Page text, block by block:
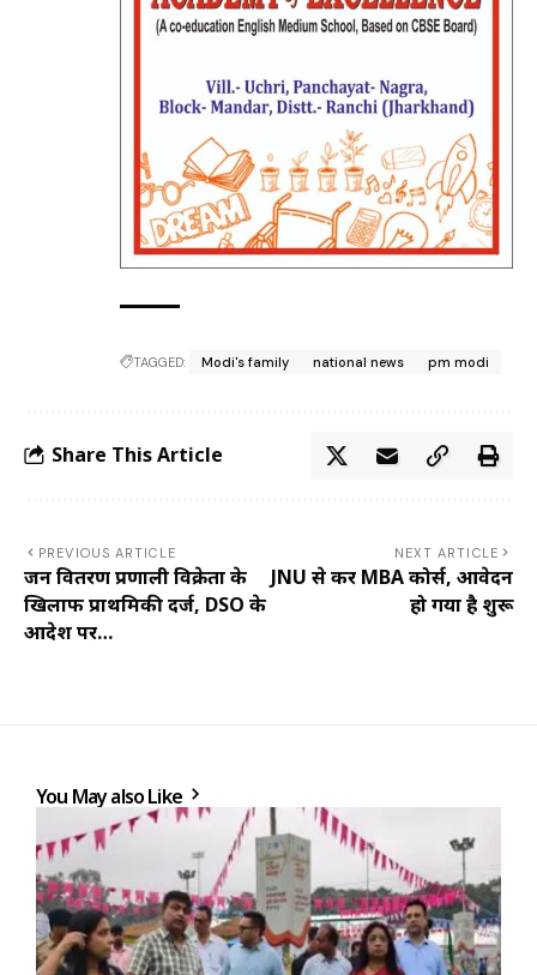
TAGGED: Modi's family national news pm modi
Share This Article
PREVIOUS ARTICLE
जन वितरण प्रणाली विक्रेता के
खिलाफ प्राथमिकी दर्ज, DSO के
आदेश पर…
NEXT ARTICLE
JNU से करें MBA कोर्स, आवेदन
हो गया है शुरू
You May also Like